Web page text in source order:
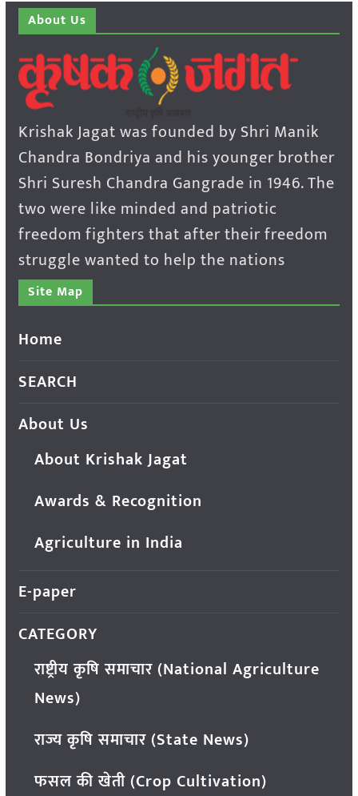
About Us
Krishak Jagat was founded by Shri Manik
Chandra Bondriya and his younger brother
Shri Suresh Chandra Gangrade in 1946. The
two were like minded and patriotic
freedom fighters that after their freedom
struggle wanted to help the nations
Site Map
Home
SEARCH
About Us
About Krishak Jagat
Awards & Recognition
Agriculture in India
E-paper
CATEGORY
राष्ट्रीय कृषि समाचार (National Agriculture
News)
राज्य कृषि समाचार (State News)
फसल की खेती (Crop Cultivation)